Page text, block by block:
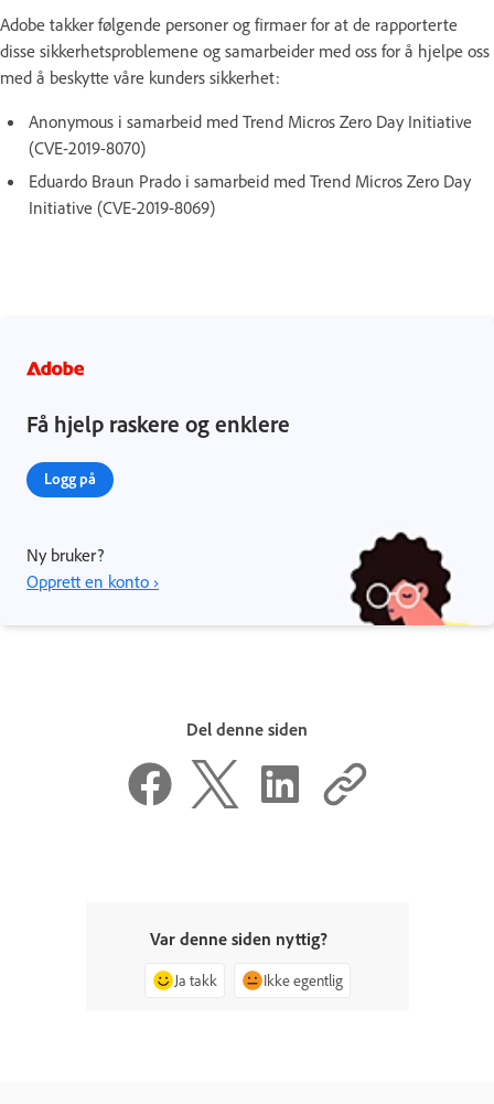
Adobe takker følgende personer og firmaer for at de rapporterte
disse sikkerhetsproblemene og samarbeider med oss for å hjelpe oss
med å beskytte våre kunders sikkerhet:
Anonymous i samarbeid med Trend Micros Zero Day Initiative
(CVE-2019-8070)
Eduardo Braun Prado i samarbeid med Trend Micros Zero Day
Initiative (CVE-2019-8069)
Få hjelp raskere og enklere
Logg på
Ny bruker?
Opprett en konto ›
Del denne siden
Var denne siden nyttig?
Ja takk Ikke egentlig